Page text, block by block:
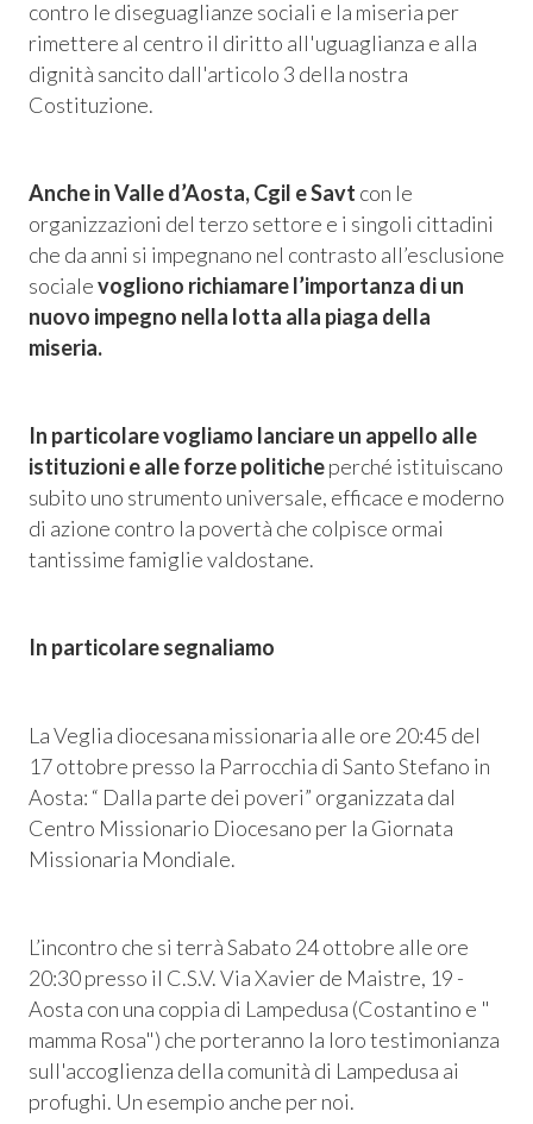
contro le diseguaglianze sociali e la miseria per
rimettere al centro il diritto all'uguaglianza e alla
dignità sancito dall'articolo 3 della nostra
Costituzione.
Anche in Valle d’Aosta, Cgil e Savt con le
organizzazioni del terzo settore e i singoli cittadini
che da anni si impegnano nel contrasto all’esclusione
socialevogliono richiamare l’importanza di un
nuovo impegno nella lotta alla piaga della
miseria.
In particolare vogliamo lanciare un appello alle
istituzioni e alle forze politicheperché istituiscano
subito uno strumento universale, efficace e moderno
di azione contro la povertà che colpisce ormai
tantissime famiglie valdostane.
In particolare segnaliamo
La Veglia diocesana missionaria alle ore 20:45 del
17 ottobre presso la Parrocchia di Santo Stefano in
Aosta: “ Dalla parte dei poveri” organizzata dal
Centro Missionario Diocesano per la Giornata
Missionaria Mondiale.
L’incontro che si terrà Sabato 24 ottobre alle ore
20:30 presso il C.S.V. Via Xavier de Maistre, 19 -
Aosta con una coppia di Lampedusa (Costantino e "
mamma Rosa") che porteranno la loro testimonianza
sull'accoglienza della comunità di Lampedusa ai
profughi. Un esempio anche per noi.